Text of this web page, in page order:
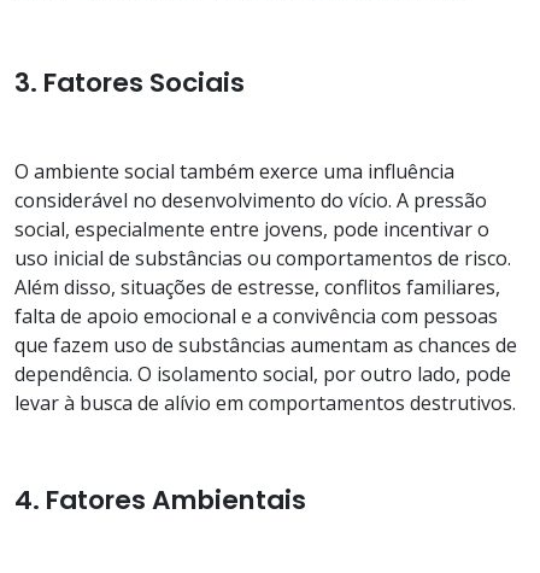
3. Fatores Sociais
O ambiente social também exerce uma influência
considerável no desenvolvimento do vício. A pressão
social, especialmente entre jovens, pode incentivar o
uso inicial de substâncias ou comportamentos de risco.
Além disso, situações de estresse, conflitos familiares,
falta de apoio emocional e a convivência com pessoas
que fazem uso de substâncias aumentam as chances de
dependência. O isolamento social, por outro lado, pode
levar à busca de alívio em comportamentos destrutivos.
4. Fatores Ambientais